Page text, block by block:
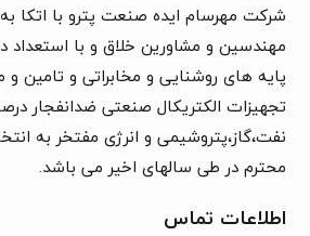
شرکت مهرسام ایده صنعت پترو با اتکا به
مهندسین و مشاورین خلاق و با استعداد
پایه های روشنایی و مخابراتی و تامین
تجهیزات الکتریکال صنعتی ضدانفجار
نفت،گاز،پتروشیمی و انرژی مفتخر به
محترم در طی سالهای اخیر می باشد.
اطلاعات تماس